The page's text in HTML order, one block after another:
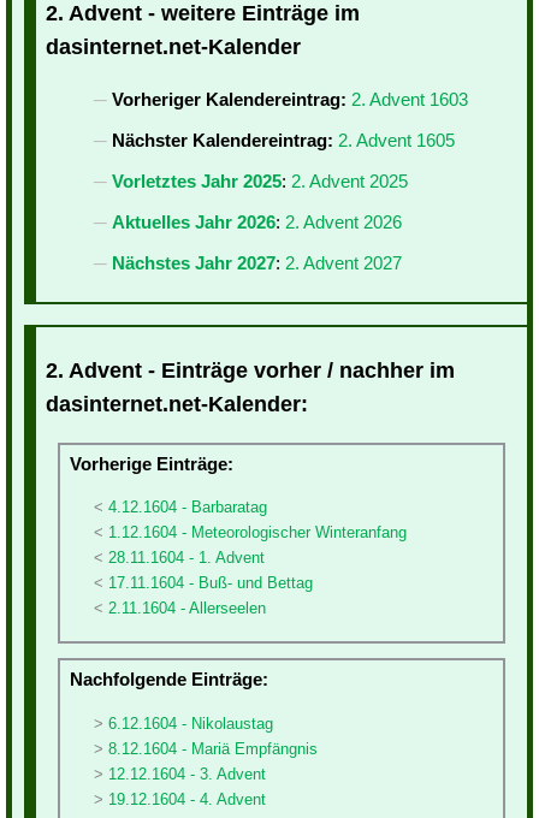
2. Advent - weitere Einträge im
dasinternet.net-Kalender
Vorheriger Kalendereintrag: 2. Advent 1603
Nächster Kalendereintrag: 2. Advent 1605
Vorletztes Jahr 2025: 2. Advent 2025
Aktuelles Jahr 2026: 2. Advent 2026
Nächstes Jahr 2027: 2. Advent 2027
2. Advent - Einträge vorher / nachher im
dasinternet.net-Kalender:
Vorherige Einträge:
4.12.1604 - Barbaratag
1.12.1604 - Meteorologischer Winteranfang
28.11.1604 - 1. Advent
17.11.1604 - Buß- und Bettag
2.11.1604 - Allerseelen
Nachfolgende Einträge:
6.12.1604 - Nikolaustag
8.12.1604 - Mariä Empfängnis
12.12.1604 - 3. Advent
19.12.1604 - 4. Advent